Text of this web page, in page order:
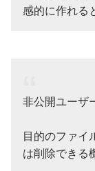
感的に作れる
非公開ユーザ
目的のファイ
は削除できる